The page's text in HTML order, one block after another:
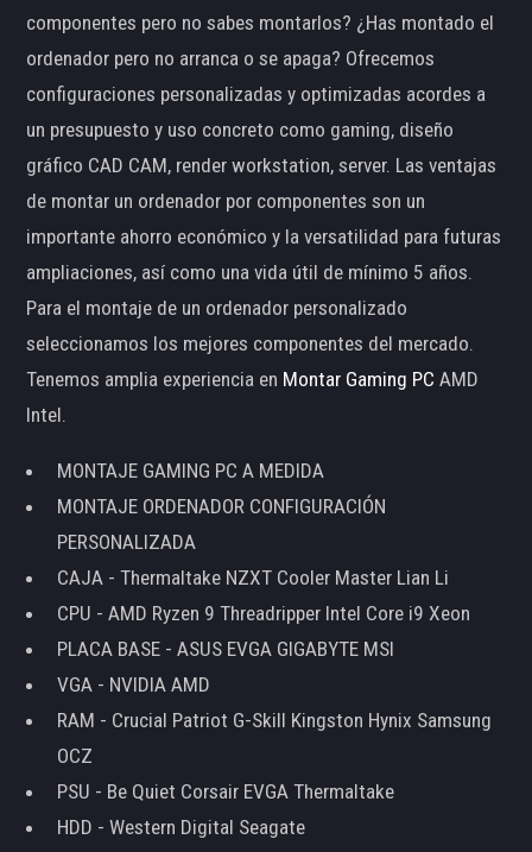
componentes pero no sabes montarlos? ¿Has montado el
ordenador pero no arranca o se apaga? Ofrecemos
configuraciones personalizadas y optimizadas acordes a
un presupuesto y uso concreto como gaming, diseño
gráfico CAD CAM, render workstation, server. Las ventajas
de montar un ordenador por componentes son un
importante ahorro económico y la versatilidad para futuras
ampliaciones, así como una vida útil de mínimo 5 años.
Para el montaje de un ordenador personalizado
seleccionamos los mejores componentes del mercado.
Tenemos amplia experiencia en Montar Gaming PC AMD
Intel.
MONTAJE GAMING PC A MEDIDA
MONTAJE ORDENADOR CONFIGURACIÓN
PERSONALIZADA
CAJA - Thermaltake NZXT Cooler Master Lian Li
CPU - AMD Ryzen 9 Threadripper Intel Core i9 Xeon
PLACA BASE - ASUS EVGA GIGABYTE MSI
VGA - NVIDIA AMD
RAM - Crucial Patriot G-Skill Kingston Hynix Samsung
OCZ
PSU - Be Quiet Corsair EVGA Thermaltake
HDD - Western Digital Seagate